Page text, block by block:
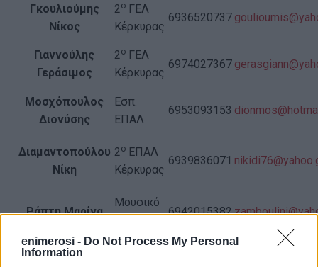
enimerosi - Do Not Process My Personal
Information
Γκουλιούμης
Νίκος
2ο ΓΕΛ
Κέρκυρας
6936520737
Γιαννούλης
Γεράσιμος
2ο ΓΕΛ
Κέρκυρας
6974027367
Μοσχόπουλος
Διονύσης
Εσπ.
ΕΠΑΛ
6953093153
Διαμαντοπούλου
Νίκη
2ο ΕΠΑΛ
Κέρκυρας
6939836071
Ράπτη Μαρίνα
Μουσικό
6942015382
Θύμης Σπύρος
4ο ΓΕΛ /